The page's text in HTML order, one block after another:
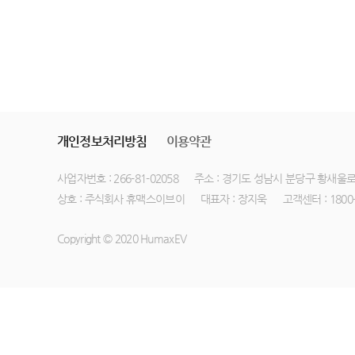
개인정보처리방침 이용약관
사업자번호 : 266-81-02058
주소 : 경기도 성남시 분당구 황새울
상호 : 주식회사 휴맥스이브이
대표자 : 장지욱 고객센터 :
Copyright © 2020 HumaxEV